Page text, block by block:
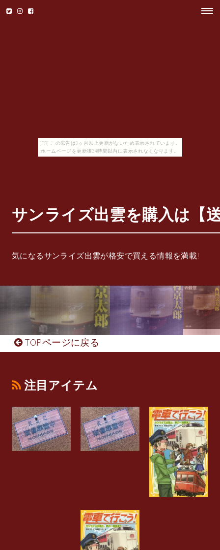
[PR] この広告は3ヶ月以上更新がないため表示されています。
ホームページを更新後24時間以内に表示されなくなります。
サンライズ出雲を購入は【
気になるサンライズ出雲が格安で買える情報を満載!
TOPページに戻る
注目アイテム